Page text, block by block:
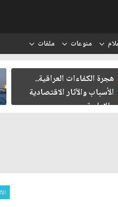
منوعات ملفات
هجرة الكفاءات العراقية..
الأسباب والآثار الاقتصادية
والإدارية